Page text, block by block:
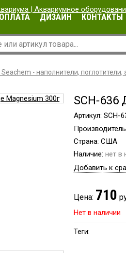
ДИЗАЙН КОНТАКТЫ
- наполнители, поглотители,
SCH-636
Артикул: SCH-
Страна: США
Наличие: нет в
Добавить к
Цена: 710
Нет в наличии
Теги: